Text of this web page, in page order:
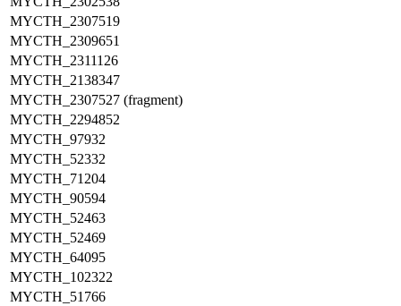
MYCTH_2307519
MYCTH_2309651
MYCTH_2311126
MYCTH_2138347
MYCTH_2307527 (fragment)
MYCTH_2294852
MYCTH_97932
MYCTH_52332
MYCTH_71204
MYCTH_90594
MYCTH_52463
MYCTH_52469
MYCTH_64095
MYCTH_102322
MYCTH_51766